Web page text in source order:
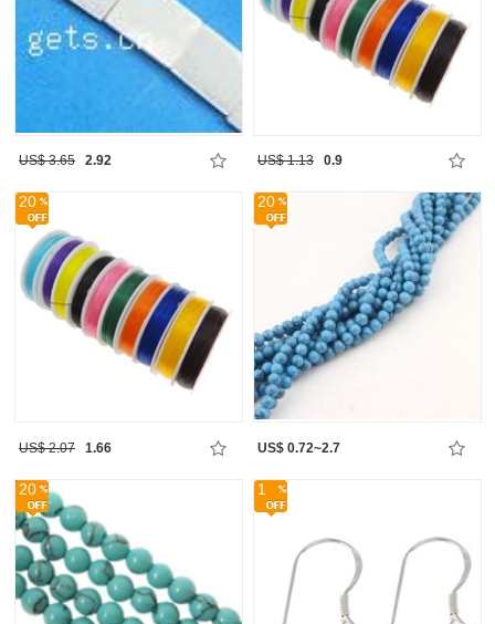
US$ 3.65 2.92 US$ 1.13 0.9
20
US$ 2.07 1.66
20
US$ 0.72~2.7
20 1